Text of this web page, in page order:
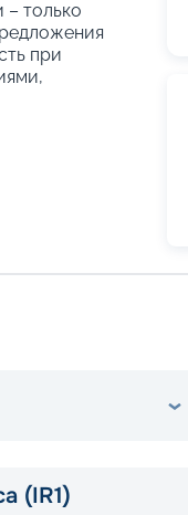
– только
при
(IR1)